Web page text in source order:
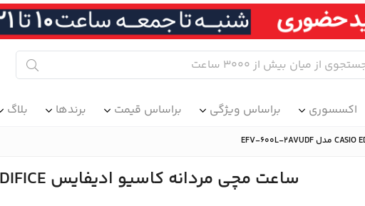
اکسسوری براساس ویژگی براساس قیمت برندها بلاگ
ساعت مچی مردانه کاسیو ادیفایس CASIO EDIFICE مدل EFV-600L-2AVUDF